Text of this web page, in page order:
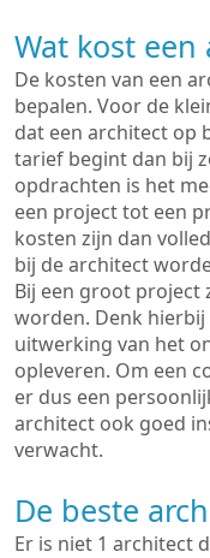
Wat kost een
De kosten van een
bepalen. Voor de
dat een architect op
tarief begint dan bij
opdrachten is het
een project tot een
kosten zijn dan
bij de architect
Bij een groot project
worden. Denk
uitwerking van het
opleveren. Om een
er dus een
architect ook goed
verwacht.
De beste
Er is niet 1 architect